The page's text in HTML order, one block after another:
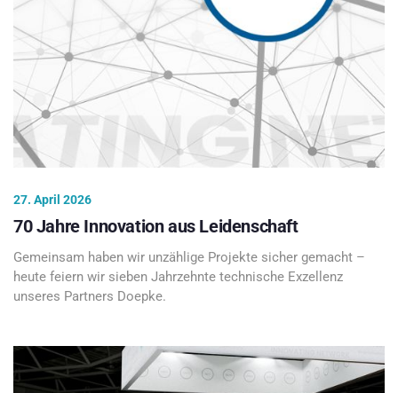
27. April 2026
70 Jahre Innovation aus Leidenschaft
Gemeinsam haben wir unzählige Projekte sicher gemacht –
heute feiern wir sieben Jahrzehnte technische Exzellenz
unseres Partners Doepke.